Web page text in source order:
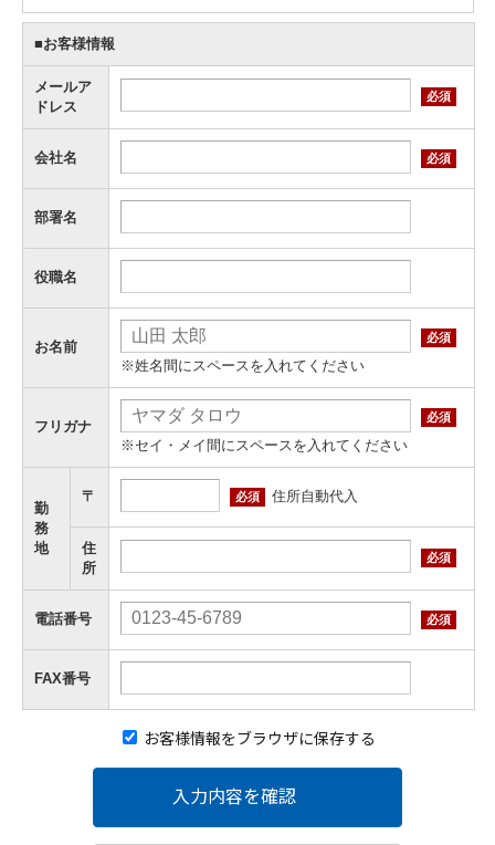
■お客様情報
メールア
ドレス
必須
会社名 必須
部署名
役職名
お名前
必須
※姓名間にスペースを入れてください
フリガナ
必須
※セイ・メイ間にスペースを入れてください
勤
務
地
〒 必須 住所自動代入
住
所
必須
電話番号 必須
FAX番号
お客様情報をブラウザに保存する
入力内容を確認